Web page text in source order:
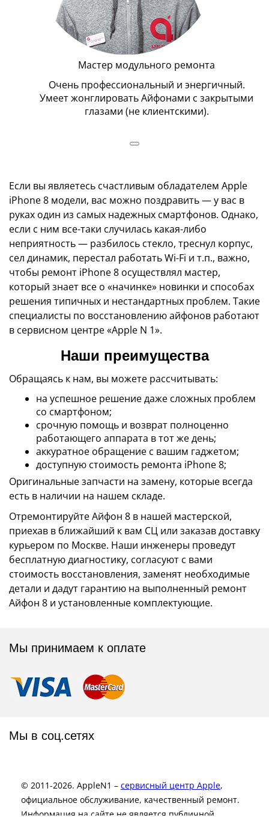
Мастер модульного ремонта
Очень профессиональный и энергичный.
Умеет жонглировать Айфонами с закрытыми
глазами (не клиентскими).
Если вы являетесь счастливым обладателем Apple
iPhone 8 модели, вас можно поздравить — у вас в
руках один из самых надежных смартфонов. Однако,
если с ним все-таки случилась какая-либо
неприятность — разбилось стекло, треснул корпус,
сел динамик, перестал работать Wi-Fi и т.п., важно,
чтобы ремонт iPhone 8 осуществлял мастер,
который знает все о «начинке» новинки и способах
решения типичных и нестандартных проблем. Такие
специалисты по восстановлению айфонов работают
в сервисном центре «Apple N 1».
Наши преимущества
Обращаясь к нам, вы можете рассчитывать:
на успешное решение даже сложных проблем
со смартфоном;
срочную помощь и возврат полноценно
работающего аппарата в тот же день;
аккуратное обращение с вашим гаджетом;
доступную стоимость ремонта iPhone 8;
Оригинальные запчасти на замену, которые всегда
есть в наличии на нашем складе.
Отремонтируйте Айфон 8 в нашей мастерской,
приехав в ближайший к вам СЦ или заказав доставку
курьером по Москве. Наши инженеры проведут
бесплатную диагностику, согласуют с вами
стоимость восстановления, заменят необходимые
детали и дадут гарантию на выполненный ремонт
Айфон 8 и установленные комплектующие.
Мы принимаем к оплате
Мы в соц.сетях
© 2011-2026. AppleN1 – сервисный центр Apple,
официальное обслуживание, качественный ремонт.
Информация на сайте не является публичной